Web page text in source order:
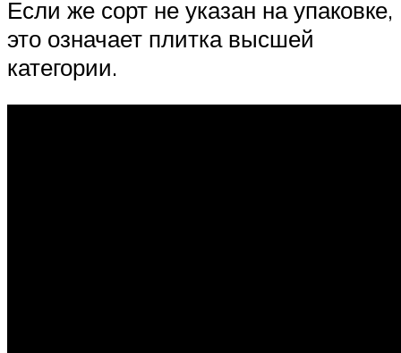
Если же сорт не указан на упаковке,
это означает плитка высшей
категории.